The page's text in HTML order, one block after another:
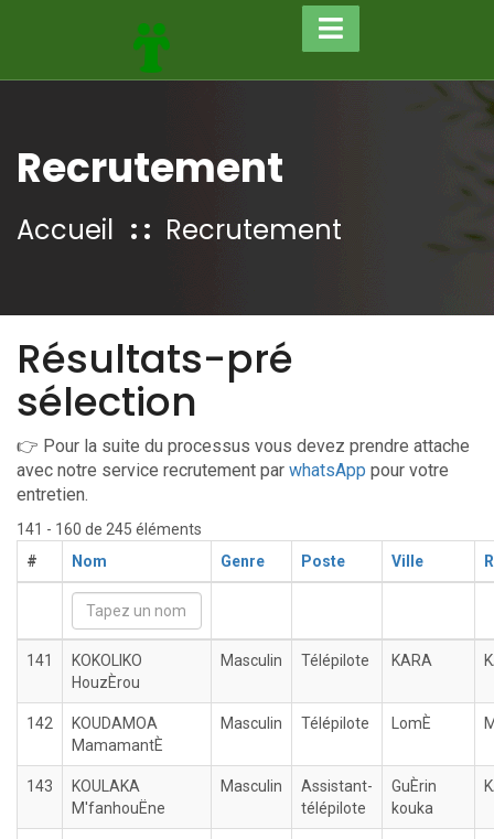
Recrutement
Accueil Recrutement
Résultats-pré
sélection
👉 Pour la suite du processus vous devez prendre attache
avec notre service recrutement par whatsApp pour votre
entretien.
141 - 160 de 245 éléments
#
Nom Genre Poste Ville
141
KOKOLIKO
HouzÈrou
Masculin Télépilote KARA
142
KOUDAMOA
MamamantÈ
Masculin Télépilote LomÈ
143
KOULAKA
M'fanhouËne
Masculin
Assistant-
télépilote
GuÈrin
kouka